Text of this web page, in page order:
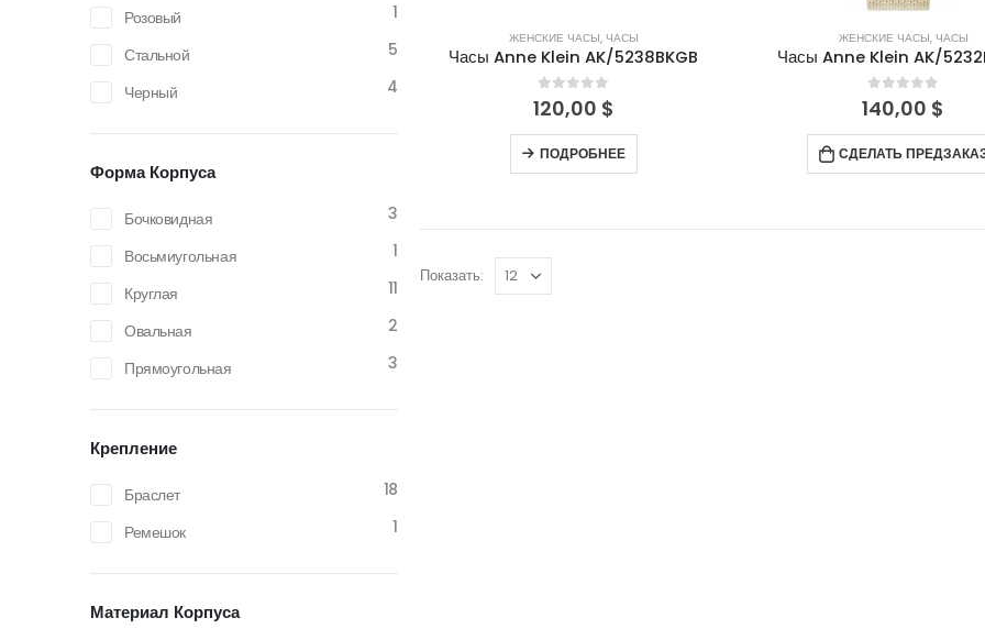
ЖЕНСКИЕ ЧАСЫ, ЧАСЫ
​Часы Anne Klein AK/5238BKGB
0out of 5
120,00 $
ПОДРОБНЕЕ
ЖЕНСКИЕ ЧАСЫ, ЧАСЫ
Часы Anne Klein AK/
0out of 5
140,00 $
СДЕЛАТЬ
Показать:
Розовый
1
Стальной
5
Черный
4
Форма Корпуса
Бочковидная
3
Восьмиугольная
1
Круглая
11
Овальная
2
Прямоугольная
3
Крепление
Браслет
18
Ремешок
1
Материал Корпуса